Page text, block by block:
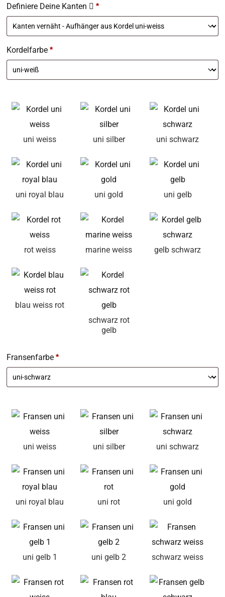
Definiere Deine Kanten *
Kordelfarbe *
uni weiss uni silber uni schwarz
uni royal blau uni gold uni gelb
rot weiss marine weiss gelb schwarz
blau weiss rot
schwarz rot
gelb
Fransenfarbe *
uni weiss uni silber uni schwarz
uni royal blau uni rot uni gold
uni gelb 1 uni gelb 2 schwarz weiss